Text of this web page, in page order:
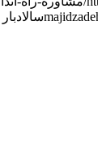
سالادبار